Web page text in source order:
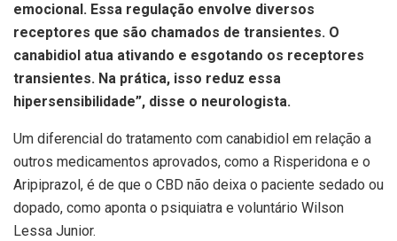
emocional. Essa regulação envolve diversos
receptores que são chamados de transientes. O
canabidiol atua ativando e esgotando os receptores
transientes. Na prática, isso reduz essa
hipersensibilidade”, disse o neurologista.
Um diferencial do tratamento com canabidiol em relação a
outros medicamentos aprovados, como a Risperidona e o
Aripiprazol, é de que o CBD não deixa o paciente sedado ou
dopado, como aponta o psiquiatra e voluntário Wilson
Lessa Junior.